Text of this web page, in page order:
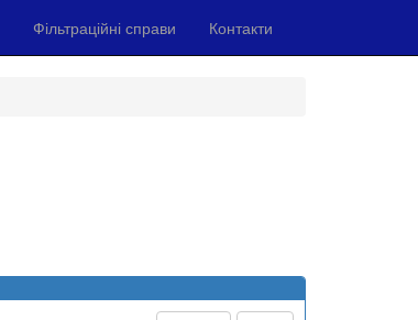
Фільтраційні справи Контакти